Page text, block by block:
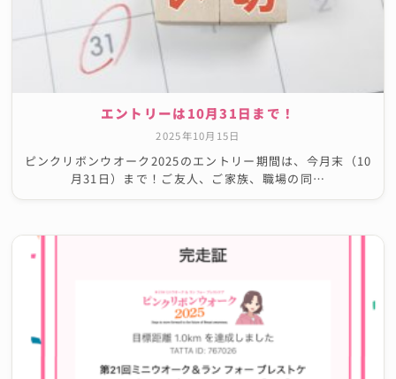
エントリーは10月31日まで！
2025年10月15日
ピンクリボンウオーク2025のエントリー期間は、今月末（10
月31日）まで！ご友人、ご家族、職場の同…